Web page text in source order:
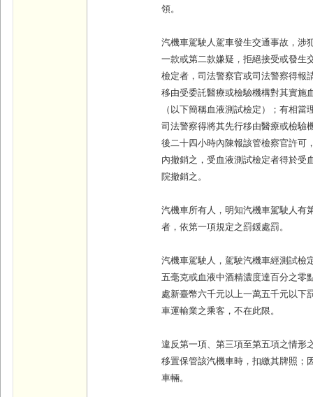
領。
汽機車駕駛人駕車發生交通事故，涉
一款或第二款嫌疑，拒絕接受或發生
檢定者，司法警察官或司法警察得報
移由受委託醫療或檢驗機構對其實施
（以下簡稱血液測試檢定）；有相
司法警察得將其先行移由醫療或檢驗
後二十四小時內陳報該管檢察官許可
內撤銷之，受血液測試檢定者得於受
院撤銷之。
汽機車所有人，明知汽機車駕駛人有
者，依第一項規定之罰鍰處罰。
汽機車駕駛人，駕駛汽機車經測試檢
五毫克或血液中酒精濃度達百分之零
處新臺幣六千元以上一萬五千元以下
車運輸業之乘客，不在此限。
違反第一項、第三項至第五項之情形
移置保管該汽機車時，扣繳其牌照；
車輛。